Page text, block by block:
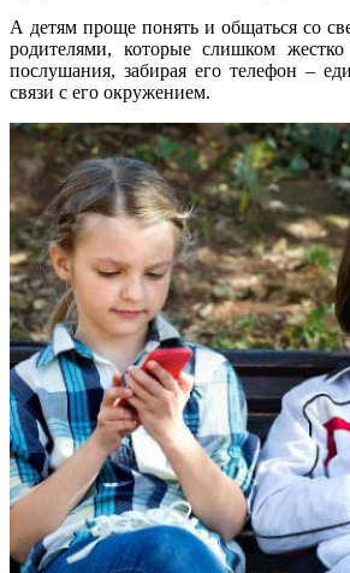
А детям проще понять и общаться со
родителями, которые слишком
послушания, забирая его телефон –
связи с его окружением.